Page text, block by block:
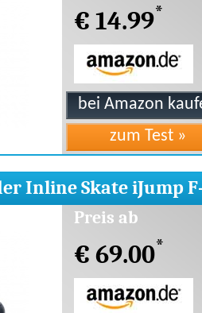
€ 14.99*
Inline Skate iJump
Preis ab
€ 69.00*